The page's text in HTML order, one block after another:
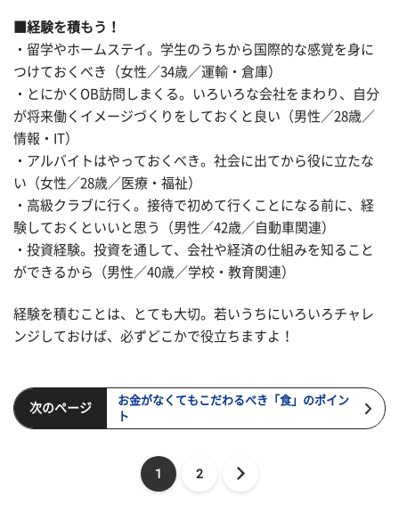
■経験を積もう！
・留学やホームステイ。学生のうちから国際的な感覚を身に
つけておくべき（女性／34歳／運輸・倉庫）
・とにかくOB訪問しまくる。いろいろな会社をまわり、自分
が将来働くイメージづくりをしておくと良い（男性／28歳／
情報・IT）
・アルバイトはやっておくべき。社会に出てから役に立たな
い（女性／28歳／医療・福祉）
・高級クラブに行く。接待で初めて行くことになる前に、経
験しておくといいと思う（男性／42歳／自動車関連）
・投資経験。投資を通して、会社や経済の仕組みを知ること
ができるから（男性／40歳／学校・教育関連）
経験を積むことは、とても大切。若いうちにいろいろチャレ
ンジしておけば、必ずどこかで役立ちますよ！
次のページ
お金がなくてもこだわるべき「食」のポイン
ト
1 2